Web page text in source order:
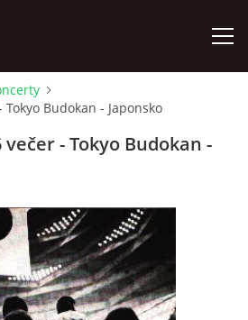
Budokan - Japonsko
- Tokyo Budokan -